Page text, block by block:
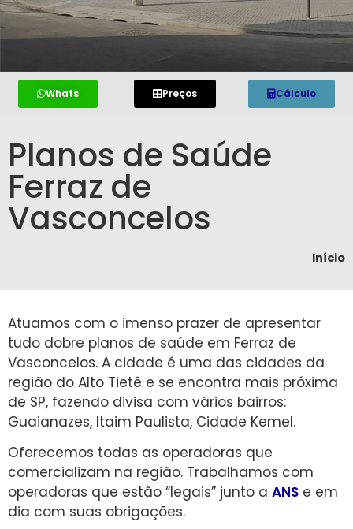
Whats Preços Cálculo
Planos de Saúde
Ferraz de
Vasconcelos
Início
Atuamos com o imenso prazer de apresentar
tudo dobre planos de saúde em Ferraz de
Vasconcelos. A cidade é uma das cidades da
região do Alto Tietê e se encontra mais próxima
de SP, fazendo divisa com vários bairros:
Guaianazes, Itaim Paulista, Cidade Kemel.
Oferecemos todas as operadoras que
comercializam na região. Trabalhamos com
operadoras que estão “legais” junto a ANS e em
dia com suas obrigações.